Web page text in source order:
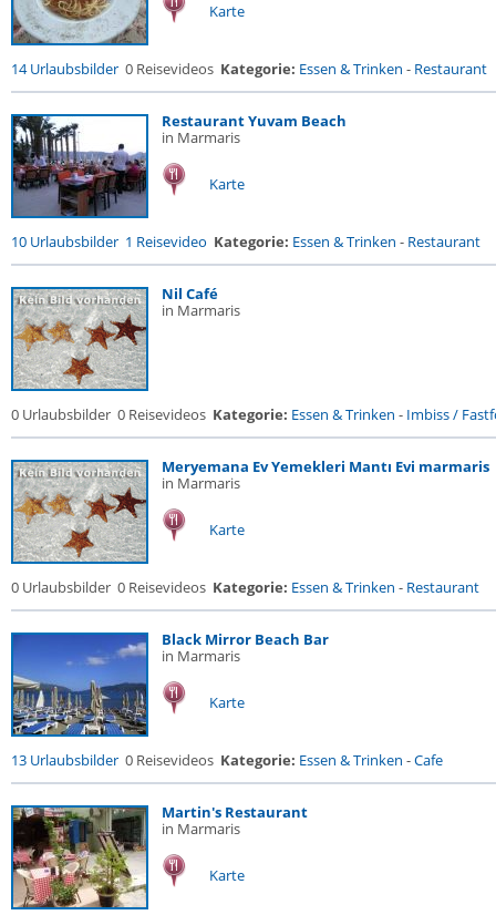
Karte
14 Urlaubsbilder 0 Reisevideos Kategorie: Essen & Trinken - Restaurant
Restaurant Yuvam Beach
in Marmaris
Karte
10 Urlaubsbilder 1 Reisevideo Kategorie: Essen & Trinken - Restaurant
Nil Café
in Marmaris
0 Urlaubsbilder 0 Reisevideos Kategorie: Essen & Trinken - Imbiss /
Meryemana Ev Yemekleri Mantı Evi marmaris
in Marmaris
Karte
0 Urlaubsbilder 0 Reisevideos Kategorie: Essen & Trinken - Restaurant
Black Mirror Beach Bar
in Marmaris
Karte
13 Urlaubsbilder 0 Reisevideos Kategorie: Essen & Trinken -Cafe
Martin's Restaurant
in Marmaris
Karte